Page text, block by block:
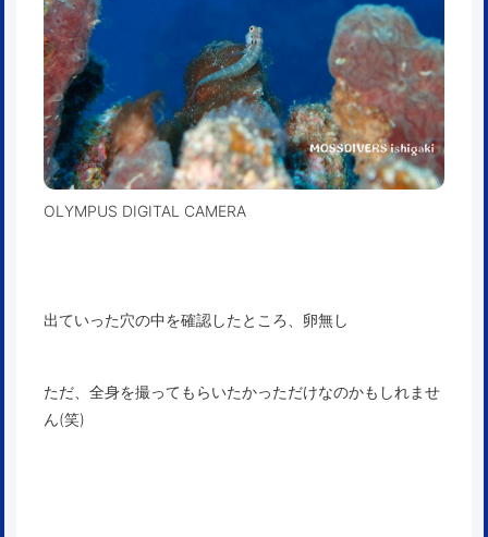
OLYMPUS DIGITAL CAMERA
出ていった穴の中を確認したところ、卵無し
ただ、全身を撮ってもらいたかっただけなのかもしれませ
ん(笑)